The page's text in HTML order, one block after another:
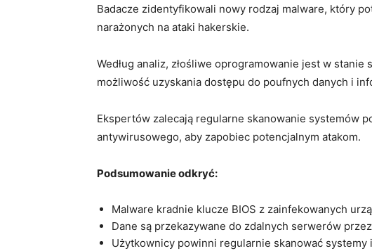
Badacze ‍zidentyfikowali nowy rodzaj malware, który
narażonych⁣ na ataki hakerskie.
Według analiz, złośliwe oprogramowanie jest w⁤
możliwość uzyskania dostępu do poufnych danych i
Ekspertów zalecają regularne skanowanie systemów
antywirusowego, aby zapobiec potencjalnym atakom.
Podsumowanie odkryć:
Malware kradnie klucze BIOS z zainfekowanych
Dane są przekazywane do zdalnych serwerów
Użytkownicy powinni regularnie skanować